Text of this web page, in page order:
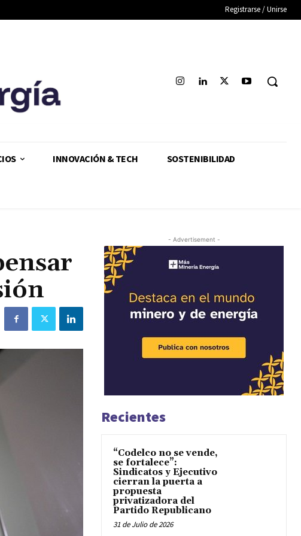
Registrarse / Unirse
INNOVACIÓN & TECH SOSTENIBILIDAD
- Advertisement -
Recientes
“Codelco no se vende,
se fortalece”:
Sindicatos y Ejecutivo
cierran la puerta a
propuesta
privatizadora del
Partido Republicano
31 de Julio de 2026